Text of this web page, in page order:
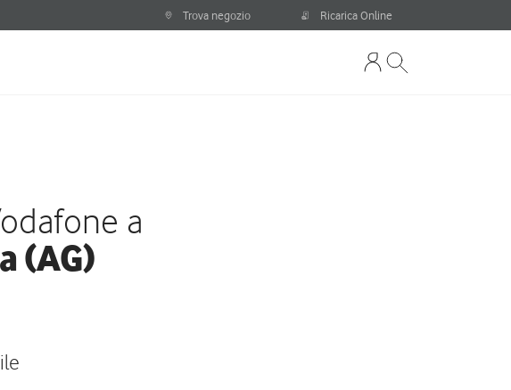
Trova negozio Ricarica Online
a
(AG)